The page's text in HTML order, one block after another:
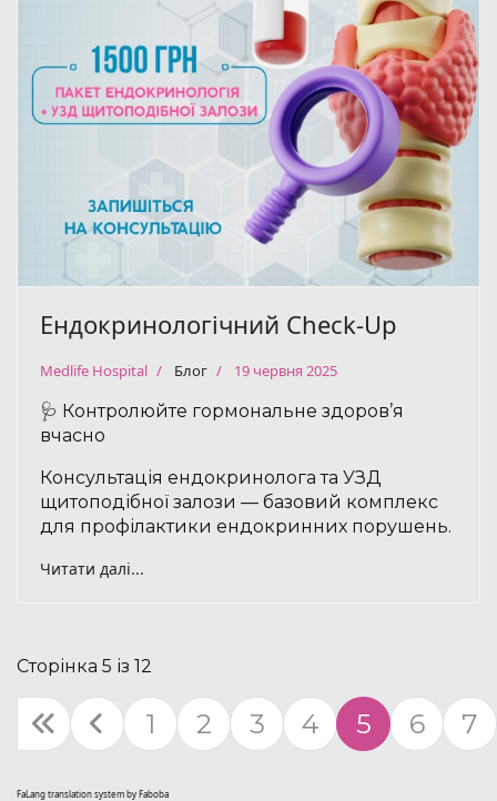
Ендокринологічний Check-Up
Medlife Hospital Блог 19 червня 2025
🩺 Контролюйте гормональне здоров’я
вчасно
Консультація ендокринолога та УЗД
щитоподібної залози — базовий комплекс
для профілактики ендокринних порушень.
Читати далі...
Сторінка 5 із 12
1 2 3 4 5 6 7
FaLang translation system by Faboba